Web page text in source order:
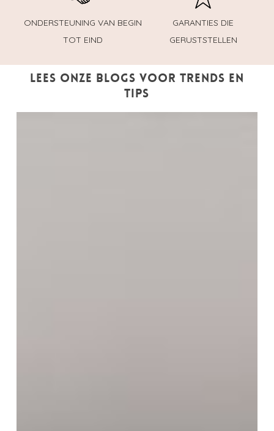
ONDERSTEUNING VAN BEGIN
TOT EIND
GARANTIES DIE
GERUSTSTELLEN
Lees onze blogs voor trends en
tips